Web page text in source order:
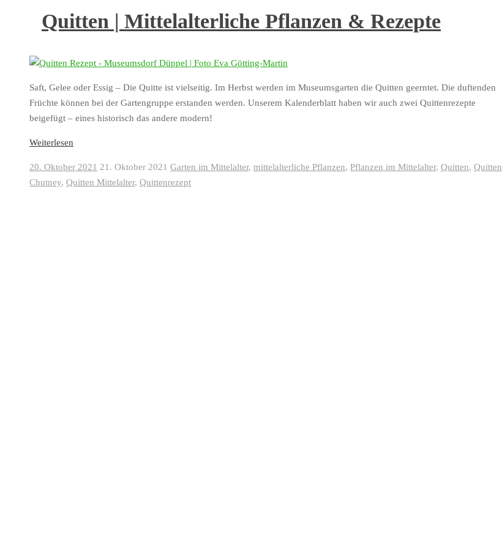
Quitten | Mittelalterliche Pflanzen & Rezepte
Saft, Gelee oder Essig – Die Quitte ist vielseitig. Im Herbst werden im Museumsgarten die Quitten geerntet. Die duftenden
Früchte können bei der Gartengruppe erstanden werden. Unserem Kalenderblatt haben wir auch zwei Quittenrezepte
beigefügt – eines historisch das andere modern!
Weiterlesen
20. Oktober 2021 21. Oktober 2021 Garten im Mittelalter, mittelalterliche Pflanzen, Pflanzen im Mittelalter, Quitten, Quitten
Chutney, Quitten Mittelalter, Quittenrezept